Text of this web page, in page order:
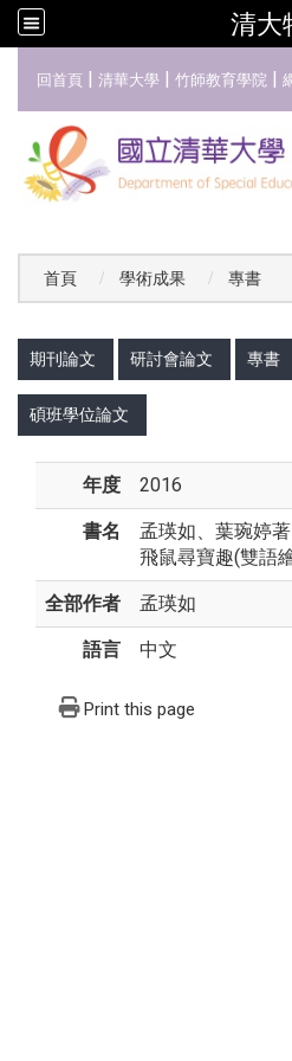
清大
回首頁 | 清華大學 | 竹師教育學院 |
首頁 學術成果 專書
期刊論文 研討會論文 專書
碩班學位論文
年度 2016
書名
孟瑛如、葉琬婷
飛鼠尋寶趣(雙語
全部作者 孟瑛如
語言 中文
Print this page